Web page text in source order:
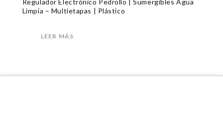
Limpia – Multietapas | Plástico
LEER MÁS